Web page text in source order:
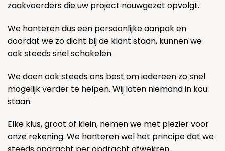
zaakvoerders die uw project nauwgezet opvolgt.
We hanteren dus een persoonlijke aanpak en
doordat we zo dicht bij de klant staan, kunnen we
ook steeds snel schakelen.
We doen ook steeds ons best om iedereen zo snel
mogelijk verder te helpen. Wij laten niemand in kou
staan.
Elke klus, groot of klein, nemen we met plezier voor
onze rekening. We hanteren wel het principe dat we